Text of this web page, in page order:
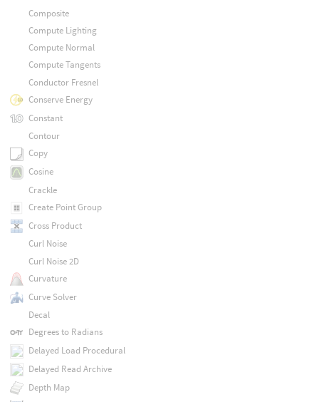
Composite
Compute Lighting
Compute Normal
Compute Tangents
Conductor Fresnel
Conserve Energy
Constant
Contour
Copy
Cosine
Crackle
Create Point Group
Cross Product
Curl Noise
Curl Noise 2D
Curvature
Curve Solver
Decal
Degrees to Radians
Delayed Load Procedural
Delayed Read Archive
Depth Map